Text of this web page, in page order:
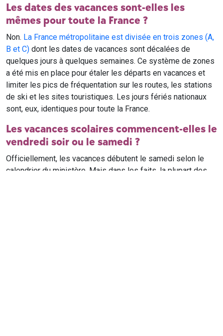
Les dates des vacances sont-elles les
mêmes pour toute la France ?
Non. La France métropolitaine est divisée en trois zones (A,
B et C) dont les dates de vacances sont décalées de
quelques jours à quelques semaines. Ce système de zones
a été mis en place pour étaler les départs en vacances et
limiter les pics de fréquentation sur les routes, les stations
de ski et les sites touristiques. Les jours fériés nationaux
sont, eux, identiques pour toute la France.
Les vacances scolaires commencent-elles le
vendredi soir ou le samedi ?
Officiellement, les vacances débutent le samedi selon le
calendrier du ministère. Mais dans les faits, la plupart des